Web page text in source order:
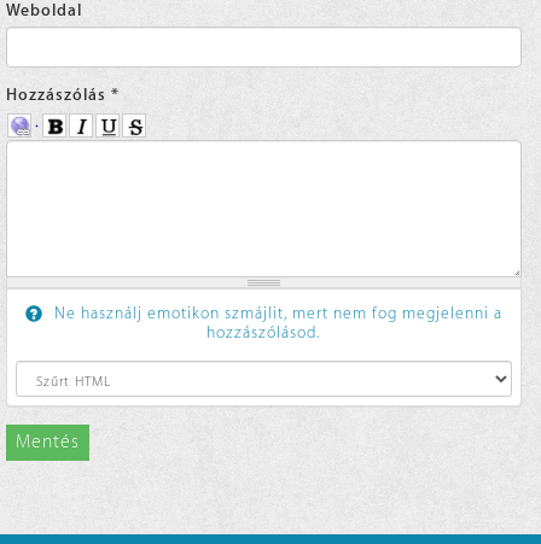
Weboldal
Hozzászólás *
Ne használj emotikon szmájlit, mert nem fog megjelenni a
hozzászólásod.
Mentés